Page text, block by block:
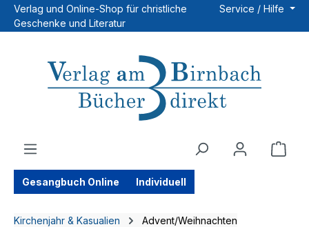
Zum Hauptinhalt springen
Verlag und Online-Shop für christliche
Geschenke und Literatur
Service / Hilfe
Gesangbuch Online Individuell
Kirchenjahr & Kasualien Advent/Weihnachten